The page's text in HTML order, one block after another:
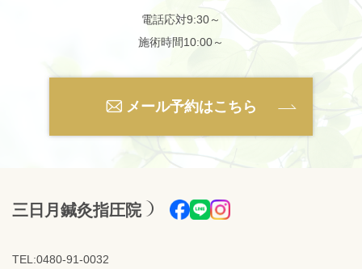
電話応対9:30～
施術時間10:00～
メール予約はこちら
三日月鍼灸指圧院
TEL:0480-91-0032